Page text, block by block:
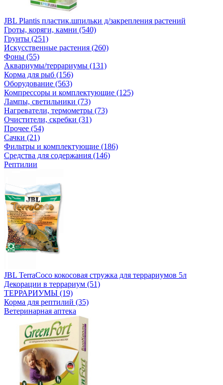
JBL Plantis пластик.шпильки д/закрепления растений
Гроты, коряги, камни (540)
Грунты (251)
Искусственные растения (260)
Фоны (55)
Аквариумы/террариумы (131)
Корма для рыб (156)
Оборудование (563)
Компрессоры и комплектующие (125)
Лампы, светильники (73)
Нагреватели, термометры (73)
Очистители, скребки (31)
Прочее (54)
Сачки (21)
Фильтры и комплектующие (186)
Средства для содержания (146)
Рептилии
JBL TerraCoco кокосовая стружка для террариумов 5л
Декорации в террариум (51)
ТЕРРАРИУМЫ (19)
Корма для рептилий (35)
Ветеринарная аптека